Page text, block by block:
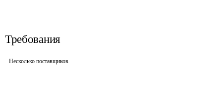
Требования
Несколько поставщиков